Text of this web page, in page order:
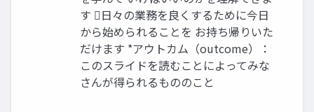
す 日々の業務を良くするために今日
から始められることを お持ち帰りいた
だけます *アウトカム（outcome）：
このスライドを読むことによってみな
さんが得られるもののこと